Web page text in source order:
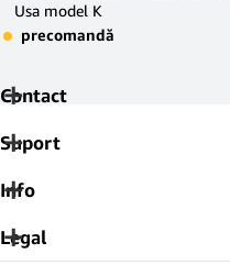
Usa model K
precomandă
Contact
Suport
Info
Legal